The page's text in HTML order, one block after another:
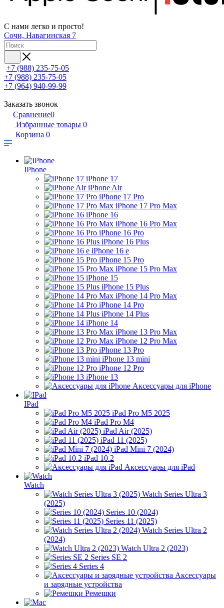
С нами легко и просто!
Сочи, Навагинская 7
+7 (988) 235-75-05
+7 (988) 235-75-05
+7 (964) 940-99-99
Заказать звонок
Сравнение0
Избранные товары 0
Корзина 0
IPhone
iPhone 17
iPhone Air
iPhone 17 Pro
iPhone 17 Pro Max
iPhone 16
iPhone 16 Pro Max
iPhone 16 Pro
iPhone 16 Plus
iPhone 16 e
iPhone 15 Pro
iPhone 15 Pro Max
iPhone 15
iPhone 15 Plus
iPhone 14 Pro Max
iPhone 14 Pro
iPhone 14 Plus
iPhone 14
iPhone 13 Pro Max
iPhone 12 Pro Max
iPhone 13 Pro
iPhone 13 mini
iPhone 12 Pro
iPhone 13
Аксессуары для iPhone
IPad
iPad Pro M5 2025
iPad Pro M4
iPad Air (2025)
iPad 11 (2025)
iPad Mini 7 (2024)
iPad 10.2
Аксессуары для iPad
Watch
Watch Series Ultra 3
(2025)
Series 10 (2024)
Series 11 (2025)
Watch Series Ultra 2
(2024)
Watch Ultra 2 (2023)
Series SE 2
Series 4
Аксессуары
и зарядные устройства
Ремешки